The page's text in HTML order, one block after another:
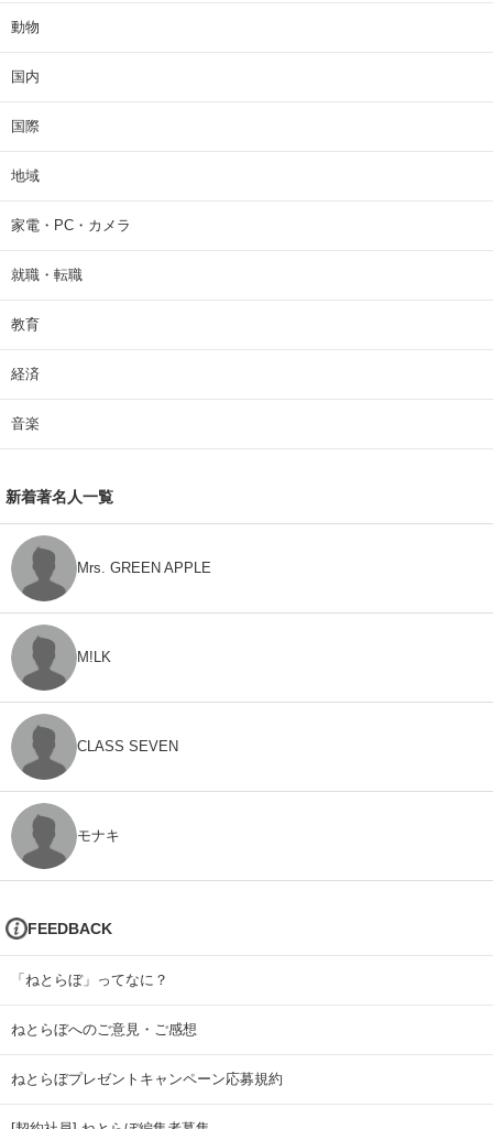
動物
国内
国際
地域
家電・PC・カメラ
就職・転職
教育
経済
音楽
新着著名人一覧
Mrs. GREEN APPLE
M!LK
CLASS SEVEN
モナキ
FEEDBACK
「ねとらぼ」ってなに？
ねとらぼへのご意見・ご感想
ねとらぼプレゼントキャンペーン応募規約